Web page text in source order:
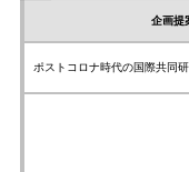
企画提
ポストコロナ時代の国際共同